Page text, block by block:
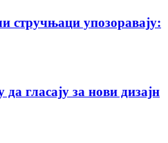
стручњаци упозоравају:
гласају за нови дизајн